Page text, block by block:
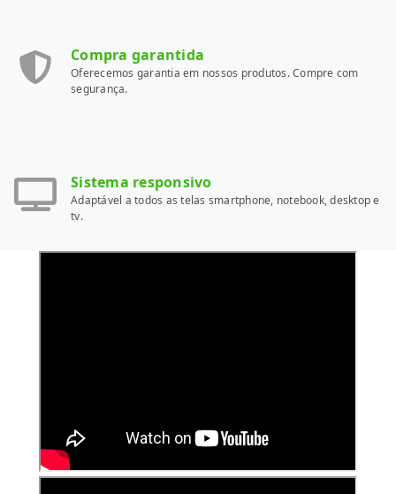
Compra garantida
Oferecemos garantia em nossos produtos. Compre com
segurança.
Sistema responsivo
Adaptável a todos as telas smartphone, notebook, desktop e
tv.